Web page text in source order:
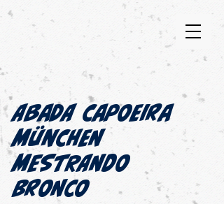
Abada Capoeira
München​
MESTRANDO
BRONCO